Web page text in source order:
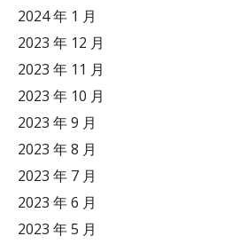
2024 年 1 月
2023 年 12 月
2023 年 11 月
2023 年 10 月
2023 年 9 月
2023 年 8 月
2023 年 7 月
2023 年 6 月
2023 年 5 月